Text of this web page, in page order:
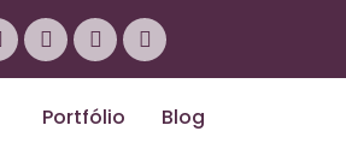
Portfólio Blog